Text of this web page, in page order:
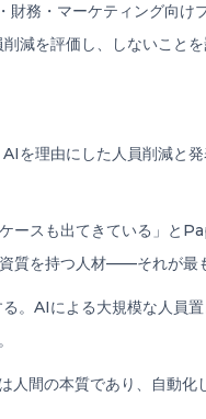
・マーケティング向け
減を評価し、しないこと
理由にした人員削減と
ースも出てきている」と
質を持つ人材——それが最
AIによる大規模な人員置
間の本質であり、自動